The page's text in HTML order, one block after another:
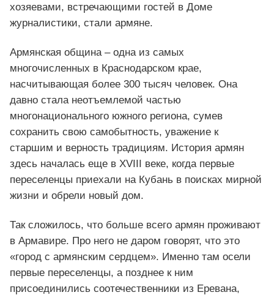
хозяевами, встречающими гостей в Доме
журналистики, стали армяне.
Армянская община – одна из самых
многочисленных в Краснодарском крае,
насчитывающая более 300 тысяч человек. Она
давно стала неотъемлемой частью
многонационального южного региона, сумев
сохранить свою самобытность, уважение к
старшим и верность традициям. История армян
здесь началась еще в XVIII веке, когда первые
переселенцы приехали на Кубань в поисках мирной
жизни и обрели новый дом.
Так сложилось, что больше всего армян проживают
в Армавире. Про него не даром говорят, что это
«город с армянским сердцем». Именно там осели
первые переселенцы, а позднее к ним
присоединились соотечественники из Еревана,